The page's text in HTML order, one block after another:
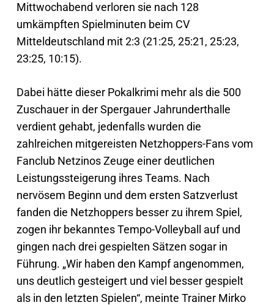
Mittwochabend verloren sie nach 128
umkämpften Spielminuten beim CV
Mitteldeutschland mit 2:3 (21:25, 25:21, 25:23,
23:25, 10:15).
Dabei hätte dieser Pokalkrimi mehr als die 500
Zuschauer in der Spergauer Jahrunderthalle
verdient gehabt, jedenfalls wurden die
zahlreichen mitgereisten Netzhoppers-Fans vom
Fanclub Netzinos Zeuge einer deutlichen
Leistungssteigerung ihres Teams. Nach
nervösem Beginn und dem ersten Satzverlust
fanden die Netzhoppers besser zu ihrem Spiel,
zogen ihr bekanntes Tempo-Volleyball auf und
gingen nach drei gespielten Sätzen sogar in
Führung. „Wir haben den Kampf angenommen,
uns deutlich gesteigert und viel besser gespielt
als in den letzten Spielen“, meinte Trainer Mirko